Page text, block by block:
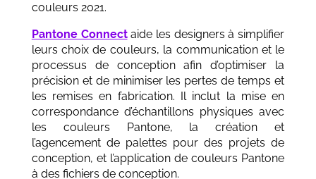
couleurs 2021.
Pantone Connectaide les designers à simplifier
leurs choix de couleurs, la communication et le
processus de conception afin d’optimiser la
précision et de minimiser les pertes de temps et
les remises en fabrication. Il inclut la mise en
correspondance d’échantillons physiques avec
les couleurs Pantone, la création et
l’agencement de palettes pour des projets de
conception, et l’application de couleurs Pantone
à des fichiers de conception.